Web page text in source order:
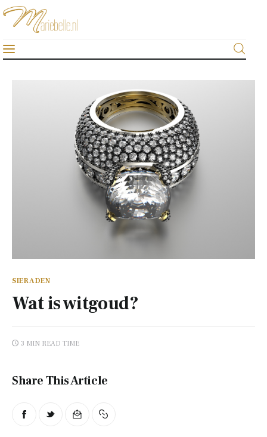
Mariebelle
Algemeen
Beauty & fashion
Gezondheid
Verzorging
SIERADEN
Wat is witgoud?
3 MIN READ TIME
Share This Article